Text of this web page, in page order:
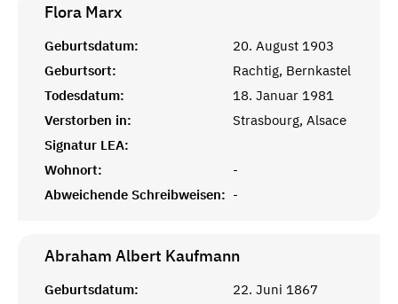
Flora Marx
Geburtsdatum:
20. August 1903
Geburtsort:
Rachtig, Bernkastel
Todesdatum:
18. Januar 1981
Verstorben in:
Strasbourg, Alsace
Signatur LEA:
Wohnort:
-
Abweichende Schreibweisen: -
Abraham Albert Kaufmann
Geburtsdatum:
22. Juni 1867